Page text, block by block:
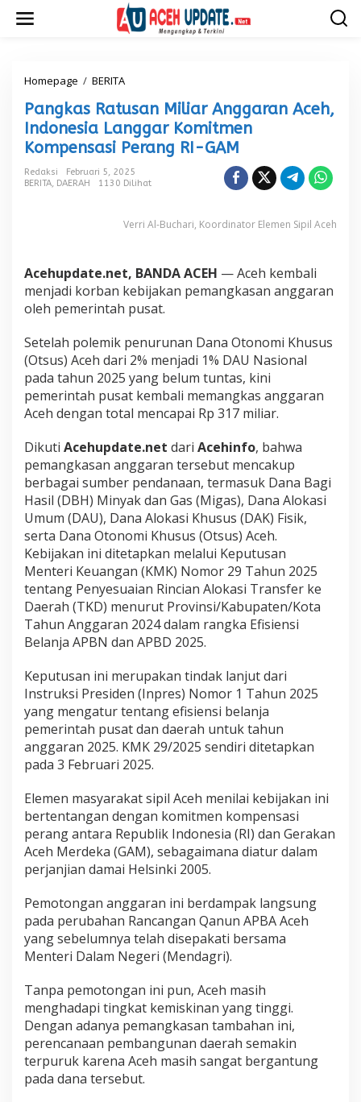
Homepage / BERITA
n
g
k
a
s
R
u
n
M
i
a
r
n
g
g
r
n
A
c
e
h
,
I
n
d
o
e
s
a
L
n
g
g
a
K
o
m
i
t
m
e
K
o
m
p
e
s
a
s
i
P
e
r
Pangkas Ratusan Miliar Anggaran Aceh,
Indonesia Langgar Komitmen
Kompensasi Perang RI-GAM
Redaksi
Februari 5, 2025
BERITA, DAERAH 1130 Dilihat
Verri Al-Buchari, Koordinator Elemen Sipil Aceh
Acehupdate.net, BANDA ACEH — Aceh kembali
menjadi korban kebijakan pemangkasan anggaran
oleh pemerintah pusat.
Setelah polemik penurunan Dana Otonomi Khusus
(Otsus) Aceh dari 2% menjadi 1% DAU Nasional
pada tahun 2025 yang belum tuntas, kini
pemerintah pusat kembali memangkas anggaran
Aceh dengan total mencapai Rp 317 miliar.
Dikuti Acehupdate.net dari Acehinfo, bahwa
pemangkasan anggaran tersebut mencakup
berbagai sumber pendanaan, termasuk Dana Bagi
Hasil (DBH) Minyak dan Gas (Migas), Dana Alokasi
Umum (DAU), Dana Alokasi Khusus (DAK) Fisik,
serta Dana Otonomi Khusus (Otsus) Aceh.
Kebijakan ini ditetapkan melalui Keputusan
Menteri Keuangan (KMK) Nomor 29 Tahun 2025
tentang Penyesuaian Rincian Alokasi Transfer ke
Daerah (TKD) menurut Provinsi/Kabupaten/Kota
Tahun Anggaran 2024 dalam rangka Efisiensi
Belanja APBN dan APBD 2025.
Keputusan ini merupakan tindak lanjut dari
Instruksi Presiden (Inpres) Nomor 1 Tahun 2025
yang mengatur tentang efisiensi belanja
pemerintah pusat dan daerah untuk tahun
anggaran 2025. KMK 29/2025 sendiri ditetapkan
pada 3 Februari 2025.
Elemen masyarakat sipil Aceh menilai kebijakan ini
bertentangan dengan komitmen kompensasi
perang antara Republik Indonesia (RI) dan Gerakan
Aceh Merdeka (GAM), sebagaimana diatur dalam
perjanjian damai Helsinki 2005.
Pemotongan anggaran ini berdampak langsung
pada perubahan Rancangan Qanun APBA Aceh
yang sebelumnya telah disepakati bersama
Menteri Dalam Negeri (Mendagri).
Tanpa pemotongan ini pun, Aceh masih
menghadapi tingkat kemiskinan yang tinggi.
Dengan adanya pemangkasan tambahan ini,
perencanaan pembangunan daerah semakin
terpuruk karena Aceh masih sangat bergantung
pada dana tersebut.